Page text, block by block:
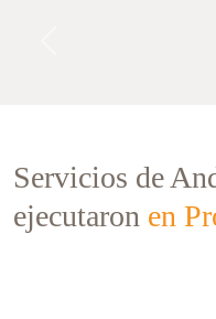
Servicios de
ejecutaron en